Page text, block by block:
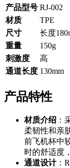
产品型号 RJ-002
材质
TPE
尺寸
长度
重量
150g
刺激度
高
通道长度 130mm
产品特性
材质介绍 ：
柔韧性和亲
前飞机杯中
时的舒适度
通道设计：